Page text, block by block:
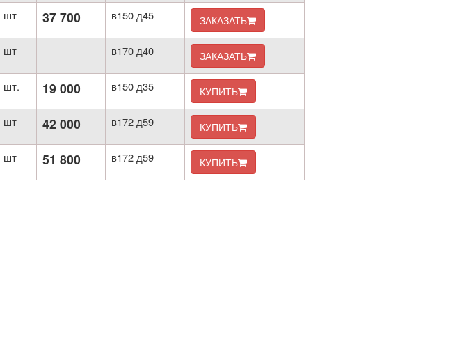
шт 37 700 в150 д45 ЗАКАЗАТЬ
шт в170 д40 ЗАКАЗАТЬ
шт. 19 000 в150 д35 КУПИТЬ
шт 42 000 в172 д59 КУПИТЬ
шт 51 800 в172 д59 КУПИТЬ